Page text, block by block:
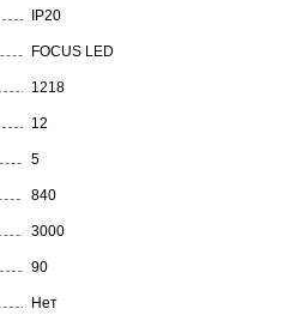
IP20
FOCUS LED
1218
12
5
840
3000
90
Нет